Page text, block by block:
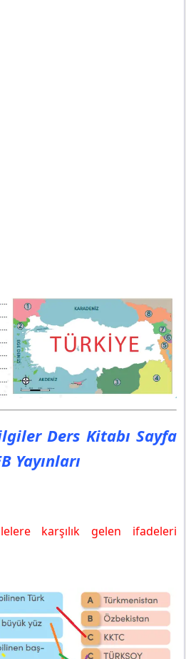
Ders Kitabı Sayfa
Yayınları
karşılık gelen ifadeleri